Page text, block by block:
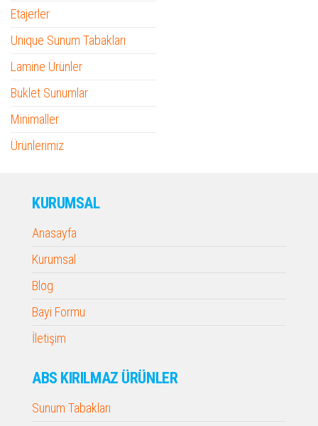
Etajerler
Unique Sunum Tabakları
Lamine Ürünler
Buklet Sunumlar
Minimaller
Ürünlerimiz
KURUMSAL
Anasayfa
Kurumsal
Blog
Bayi Formu
İletişim
ABS KIRILMAZ ÜRÜNLER
Sunum Tabakları